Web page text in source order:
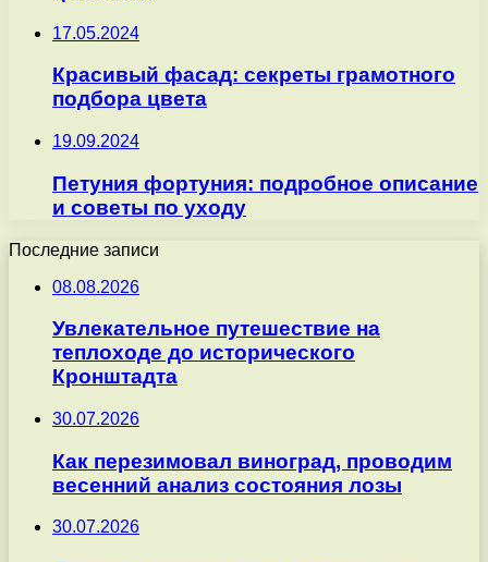
17.05.2024
Красивый фасад: секреты грамотного
подбора цвета
19.09.2024
Петуния фортуния: подробное описание
и советы по уходу
Последние записи
08.08.2026
Увлекательное путешествие на
теплоходе до исторического
Кронштадта
30.07.2026
Как перезимовал виноград, проводим
весенний анализ состояния лозы
30.07.2026